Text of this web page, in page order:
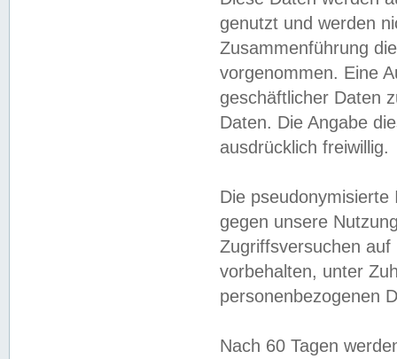
genutzt und werden
Zusammenführung
vorgenommen. Eine
geschäftlicher Daten
Daten. Die Angabe
ausdrücklich freiwillig.
Die
gegen unsere
Zugriffsversuchen
vorbehalten, unter
personenbezogenen
Nach 60 Tagen